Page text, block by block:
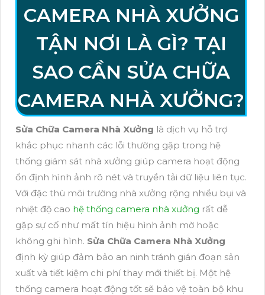
CAMERA NHÀ XƯỞNG
TẬN NƠI LÀ GÌ? TẠI
SAO CẦN SỬA CHỮA
CAMERA NHÀ XƯỞNG?
Sửa Chữa Camera Nhà Xưởng là dịch vụ hỗ trợ
khắc phục nhanh các lỗi thường gặp trong hệ
thống giám sát nhà xưởng giúp camera hoạt động
ổn định hình ảnh rõ nét và truyền tải dữ liệu liên tục.
Với đặc thù môi trường nhà xưởng rộng nhiều bụi và
nhiệt độ cao hệ thống camera nhà xưởng rất dễ
gặp sự cố như mất tín hiệu hình ảnh mờ hoặc
không ghi hình. Sửa Chữa Camera Nhà Xưởng
định kỳ giúp đảm bảo an ninh tránh gián đoạn sản
xuất và tiết kiệm chi phí thay mới thiết bị. Một hệ
thống camera hoạt động tốt sẽ bảo vệ toàn bộ khu